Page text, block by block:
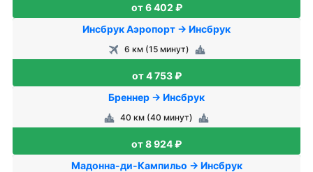
от 6 402 ₽
Инсбрук Аэропорт → Инсбрук
6 км (15 минут)
от 4 753 ₽
Бреннер → Инсбрук
40 км (40 минут)
от 8 924 ₽
Мадонна-ди-Кампильо → Инсбрук